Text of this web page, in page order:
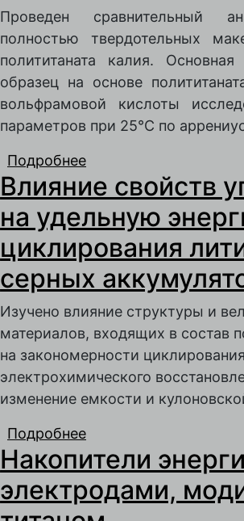
Проведен сравнительный
полностью твердотельных
полититаната калия.
образец на основе
вольфрамовой кислоты
параметров при 25°C по
Подробнее
полностью
полититаната калия
Влияние свойств
на удельную
циклирования
серных
Изучено влияние структуры и
материалов, входящих в состав
на закономерности
электрохимического
изменение емкости и
Подробнее
и длительность
Накопители
электродами,